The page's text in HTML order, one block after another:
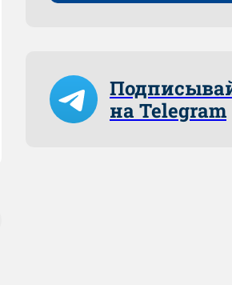
на Telegram